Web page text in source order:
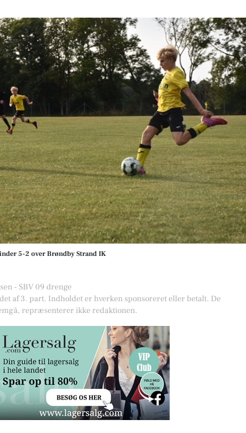
5-2 over Brøndby Strand IK
- SBV 09 drenge
af 3. part. Indholdet er hverken sponsoreret eller betalt. De
repræsenterer ikke redaktionen.